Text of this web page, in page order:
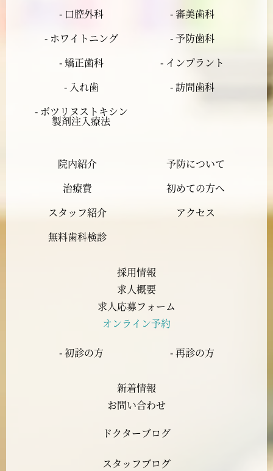
2024年2月
2023年11月
2023年8月
2023年7月
2023年4月
2023年3月
2023年2月
- 口腔外科
- 審美歯科
- ホワイトニング
- 予防歯科
- 矯正歯科
- インプラント
- 入れ歯
- 訪問歯科
- ボツリヌストキシン
製剤注入療法
院内紹介
予防について
治療費
初めての方へ
スタッフ紹介
アクセス
無料歯科検診
採用情報
求人概要
求人応募フォーム
オンライン予約
- 初診の方 - 再診の方
新着情報
お問い合わせ
ドクターブログ
スタッフブログ